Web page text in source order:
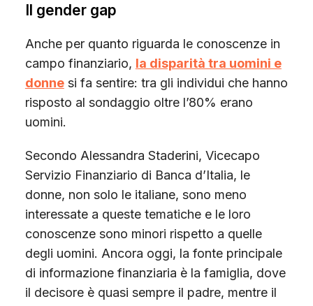
Il gender gap
Anche per quanto riguarda le conoscenze in
campo finanziario, la disparità tra uomini e
donnesi fa sentire: tra gli individui che hanno
risposto al sondaggio oltre l’80% erano
uomini.
Secondo Alessandra Staderini, Vicecapo
Servizio Finanziario di Banca d’Italia, le
donne, non solo le italiane, sono meno
interessate a queste tematiche e le loro
conoscenze sono minori rispetto a quelle
degli uomini. Ancora oggi, la fonte principale
di informazione finanziaria è la famiglia, dove
il decisore è quasi sempre il padre, mentre il